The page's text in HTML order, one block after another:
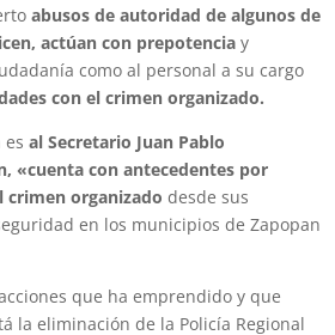
abusos de autoridad de algunos de
actúan con prepotencia y
como al personal a su cargo
con el crimen organizado.
esal Secretario Juan Pablo
«cuenta con antecedentes por
crimen organizado desde sus
en los municipios de Zapopan
que ha emprendido y que
la eliminación de la Policía Regional